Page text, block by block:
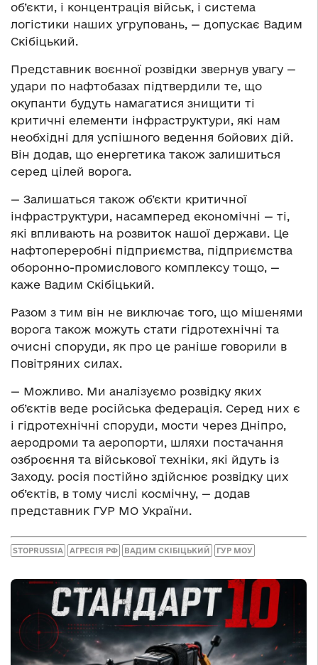
об’єкти, і концентрація військ, і система
логістики наших угруповань, — допускає Вадим
Скібіцький.
Представник воєнної розвідки звернув увагу —
удари по нафтобазах підтвердили те, що
окупанти будуть намагатися знищити ті
критичні елементи інфраструктури, які нам
необхідні для успішного ведення бойових дій.
Він додав, що енергетика також залишиться
серед цілей ворога.
— Залишаться також об’єкти критичної
інфраструктури, насамперед економічні — ті,
які впливають на розвиток нашої держави. Це
нафтопереробні підприємства, підприємства
оборонно-промислового комплексу тощо, —
каже Вадим Скібіцький.
Разом з тим він не виключає того, що мішенями
ворога також можуть стати гідротехнічні та
очисні споруди, як про це раніше говорили в
Повітряних силах.
— Можливо. Ми аналізуємо розвідку яких
об’єктів веде російська федерація. Серед них є
і гідротехнічні споруди, мости через Дніпро,
аеродроми та аеропорти, шляхи постачання
озброєння та військової техніки, які йдуть із
Заходу. росія постійно здійснює розвідку цих
об’єктів, в тому числі космічну, — додав
представник ГУР МО України.
STOPRUSSIA АГРЕСІЯ РФ ВАДИМ СКІБІЦЬКИЙ ГУР МОУ